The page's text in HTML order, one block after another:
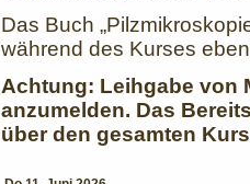
Das Buch
während des Kurses
Achtung: Leihgabe von
anzumelden. Das
über den gesamten